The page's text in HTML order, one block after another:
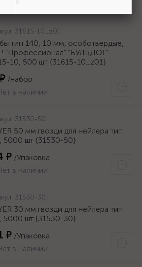
31615-10_z01
тип 140, 10 мм, особотвердые,
"Профессионал" "БУЛЬДОГ"
10, 500 шт {31615-10_z01}
/набор
в наличии
31530-50
50 мм гвозди для нейлера тип
5000 шт {31530-50}
₽ /Упаковка
в наличии
31530-30
30 мм гвозди для нейлера тип
5000 шт {31530-30}
₽ /Упаковка
в наличии